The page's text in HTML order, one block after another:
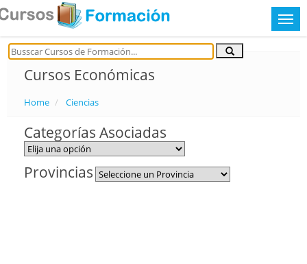
Cursos Económicas
Home Ciencias
Categorías Asociadas
Provincias